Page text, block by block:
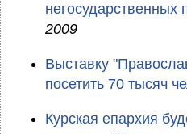
негосударственных
2009
Выставку
посетить 70 тысяч
Курская епархия